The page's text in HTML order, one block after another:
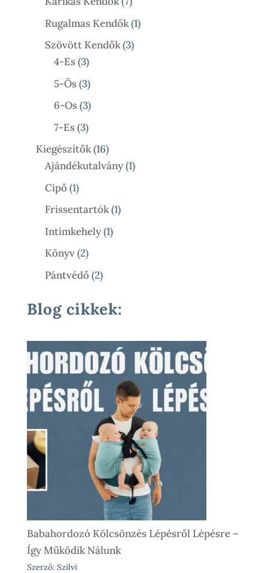
Termék
Rugalmas Kendők 11
Szövött Kendők 33
4-Es 33
Termék
5-Ös 33
Termék
6-Os 33
Termék
7-Es 33
Termék
Kiegészítők 1616
Termék
Ajándékutalvány 11
Cipő 11
Termék
Frissentartók 11
Intimkehely 11
Könyv 22
Termék
Pántvédő 22
Blog cikkek:
Babahordozó Kölcsönzés Lépésről Lépésre –
Így Működik Nálunk
Szerző: Szilvi